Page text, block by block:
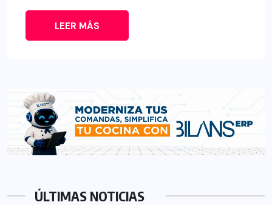
LEER MÁS
ÚLTIMAS NOTICIAS